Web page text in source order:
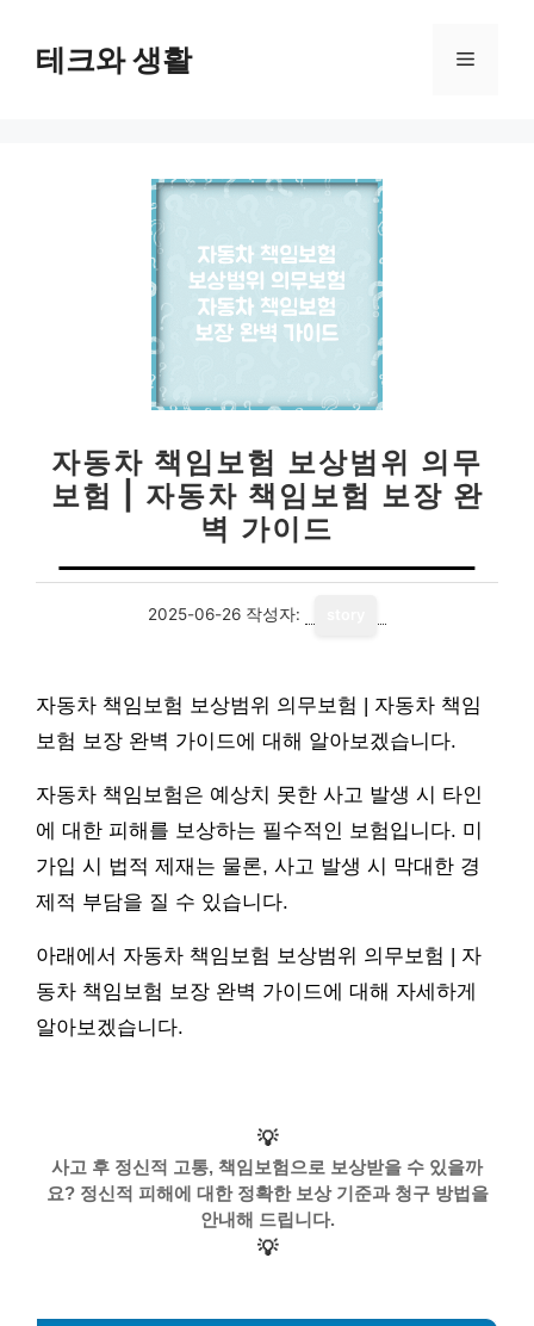
테크와 생활 메
자동차 책임보험 보상범위 의무
보험 | 자동차 책임보험 보장 완
벽 가이드
2025-06-26 작성자:
자동차 책임보험 보상범위 의무보험 | 자동차 책임
보험 보장 완벽 가이드에 대해 알아보겠습니다.
자동차 책임보험은 예상치 못한 사고 발생 시 타인
에 대한 피해를 보상하는 필수적인 보험입니다. 미
가입 시 법적 제재는 물론, 사고 발생 시 막대한 경
제적 부담을 질 수 있습니다.
아래에서 자동차 책임보험 보상범위 의무보험 | 자
동차 책임보험 보장 완벽 가이드에 대해 자세하게
알아보겠습니다.
💡
사고 후 정신적 고통, 책임보험으로 보상받을 수 있을까
요? 정신적 피해에 대한 정확한 보상 기준과 청구 방법을
안내해 드립니다.
💡